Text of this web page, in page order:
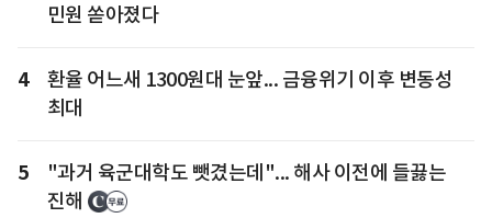
민원 쏟아졌다
4
환율 어느새 1300원대 눈앞... 금융위기 이후 변동성
최대
5
"과거 육군대학도 뺏겼는데"... 해사 이전에 들끓는
진해